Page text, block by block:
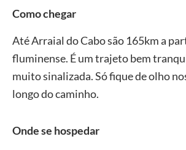
Como chegar
Até Arraial do Cabo são 165km a
fluminense. É um trajeto bem
muito sinalizada. Só fique de olho
longo do caminho.
Onde se hospedar